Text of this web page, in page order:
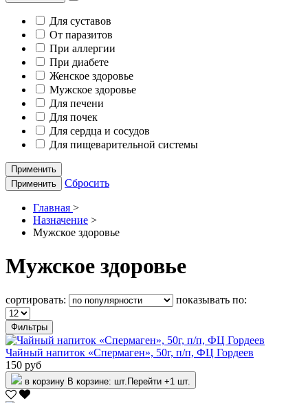
Для суставов
От паразитов
При аллергии
При диабете
Женское здоровье
Мужское здоровье
Для печени
Для почек
Для сердца и сосудов
Для пищеварительной системы
Применить
Применить
Сбросить
Главная >
Назначение >
Мужское здоровье
Мужское здоровье
сортировать: показывать по:
Фильтры
Чайный напиток «Спермаген», 50г, п/п, ФЦ Гордеев
150 руб
в корзину В корзине: шт. Перейти +1 шт.